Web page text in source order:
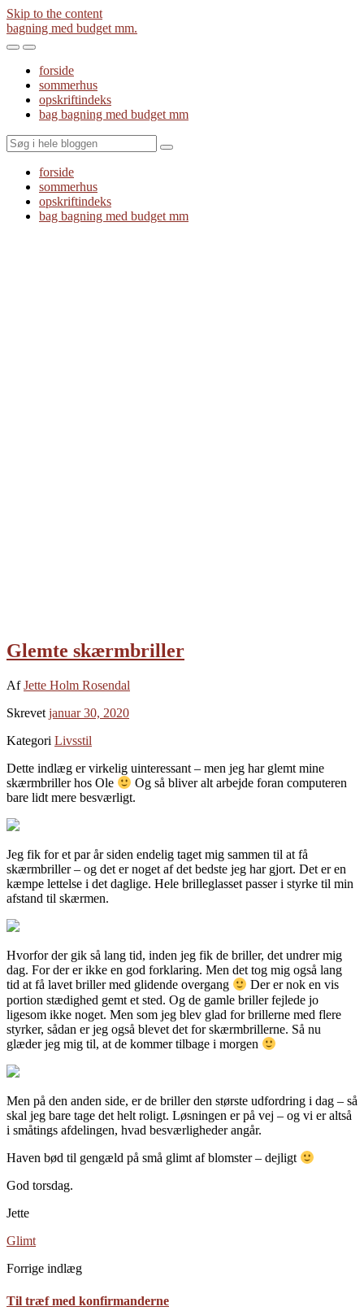
Skip to the content
bagning med budget mm.
Toggle
mobile
menu
Toggle
the
search
field
forside
sommerhus
opskriftindeks
bag bagning med budget mm
Search
forside
sommerhus
opskriftindeks
bag bagning med budget mm
Glemte skærmbriller
AfJette Holm Rosendal
Skrevet januar 30, 2020
Kategori Livsstil
Dette indlæg er virkelig uinteressant – men jeg har glemt mine
skærmbriller hos Ole
Og så bliver alt arbejde foran computeren
bare lidt mere besværligt.
Jeg fik for et par år siden endelig taget mig sammen til at få
skærmbriller – og det er noget af det bedste jeg har gjort. Det er en
kæmpe lettelse i det daglige. Hele brilleglasset passer i styrke til min
afstand til skærmen.
Hvorfor der gik så lang tid, inden jeg fik de briller, det undrer mig
dag. For der er ikke en god forklaring. Men det tog mig også lang
tid at få lavet briller med glidende overgang
Der er nok en vis
portion stædighed gemt et sted. Og de gamle briller fejlede jo
ligesom ikke noget. Men som jeg blev glad for brillerne med flere
styrker, sådan er jeg også blevet det for skærmbrillerne. Så nu
glæder jeg mig til, at de kommer tilbage i morgen
Men på den anden side, er de briller den største udfordring i dag – så
skal jeg bare tage det helt roligt. Løsningen er på vej – og vi er altså
i småtings afdelingen, hvad besværligheder angår.
Haven bød til gengæld på små glimt af blomster – dejligt
God torsdag.
Jette
Glimt
Forrige indlæg
Til træf med konfirmanderne